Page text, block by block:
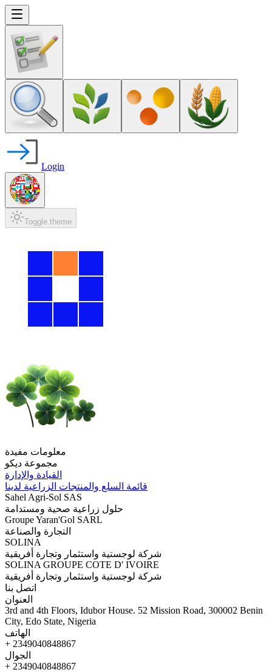
Login
Toggle theme
معلومات مفيدة
مجموعة ديكو
القيادة والإدارة
قائمة السلع والمنتجات الزراعية لدينا
Sahel Agri-Sol SAS
حلول زراعية صحية ومستدامة
Groupe Yaran'Gol SARL
التجارة والصناعة
SOLINA
شركة لوجستية واستثمار وتجارة أفريقية
SOLINA GROUPE COTE D' IVOIRE
شركة لوجستية واستثمار وتجارة أفريقية
اتصل بنا
العنوان
3rd and 4th Floors, Idubor House. 52 Mission Road, 300002 Benin
City, Edo State, Nigeria
الهاتف
+ 2349040848867
الجوال
+ 2349040848867